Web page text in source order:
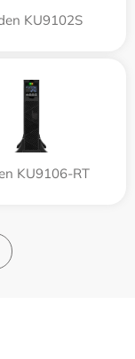
KU9102S
KU9106-RT